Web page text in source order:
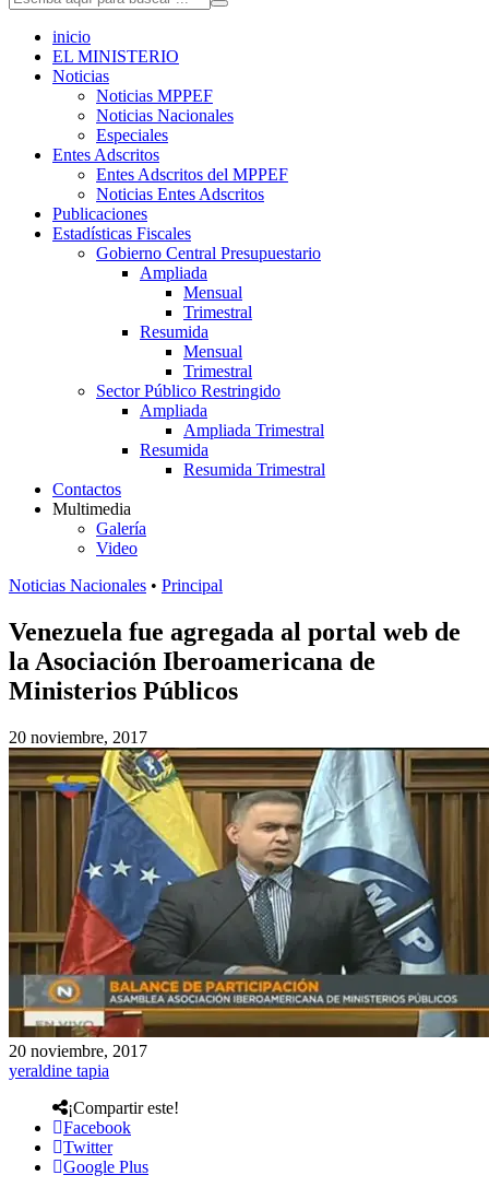
inicio
EL MINISTERIO
Noticias
Noticias MPPEF
Noticias Nacionales
Especiales
Entes Adscritos
Entes Adscritos del MPPEF
Noticias Entes Adscritos
Publicaciones
Estadísticas Fiscales
Gobierno Central Presupuestario
Ampliada
Mensual
Trimestral
Resumida
Mensual
Trimestral
Sector Público Restringido
Ampliada
Ampliada Trimestral
Resumida
Resumida Trimestral
Contactos
Multimedia
Galería
Video
Noticias Nacionales • Principal
Venezuela fue agregada al portal web de
la Asociación Iberoamericana de
Ministerios Públicos
20 noviembre, 2017
20 noviembre, 2017
yeraldine tapia
¡Compartir este!
Facebook
Twitter
Google Plus